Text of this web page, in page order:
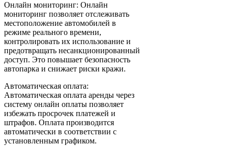
Онлайн мониторинг: Онлайн
мониторинг позволяет отслеживать
местоположение автомобилей в
режиме реального времени,
контролировать их использование и
предотвращать несанкционированный
доступ. Это повышает безопасность
автопарка и снижает риски кражи.
Автоматическая оплата:
Автоматическая оплата аренды через
систему онлайн оплаты позволяет
избежать просрочек платежей и
штрафов. Оплата производится
автоматически в соответствии с
установленным графиком.